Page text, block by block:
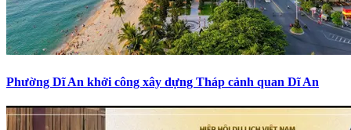
Phường Dĩ An khởi công xây dựng Tháp cảnh quan Dĩ An